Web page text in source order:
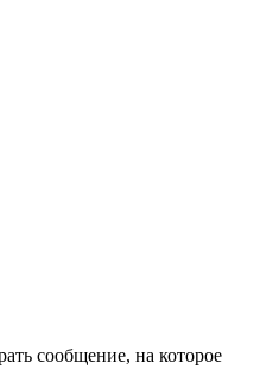
сообщение, на которое